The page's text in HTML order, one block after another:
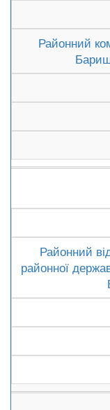
Районний
Районний
районної